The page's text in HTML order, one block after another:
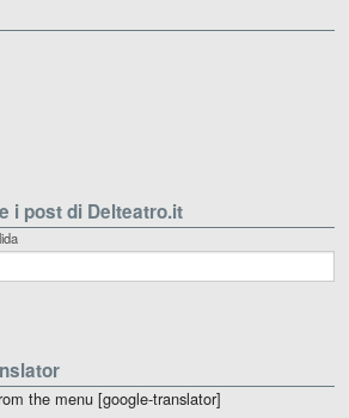
i post di Delteatro.it
the menu [google-translator]